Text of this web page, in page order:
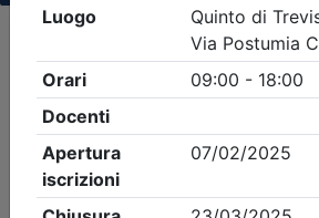
Criteri di ricerca applicati:
- Tipo Ordine/collegio:
Treviso- Eventi in programma dal